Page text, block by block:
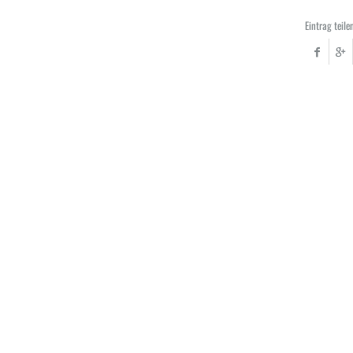
Eintrag